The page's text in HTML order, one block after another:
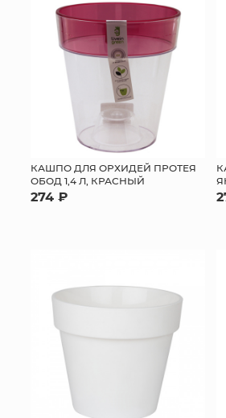
КАШПО ДЛЯ ОРХИДЕЙ ПРОТЕЯ
ОБОД 1,4 Л, КРАСНЫЙ
274 ₽